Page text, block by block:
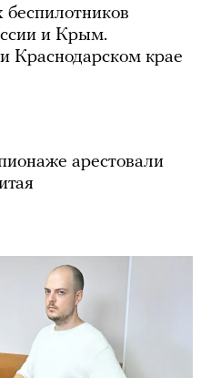
беспилотников
и Крым.
Краснодарском крае
арестовали